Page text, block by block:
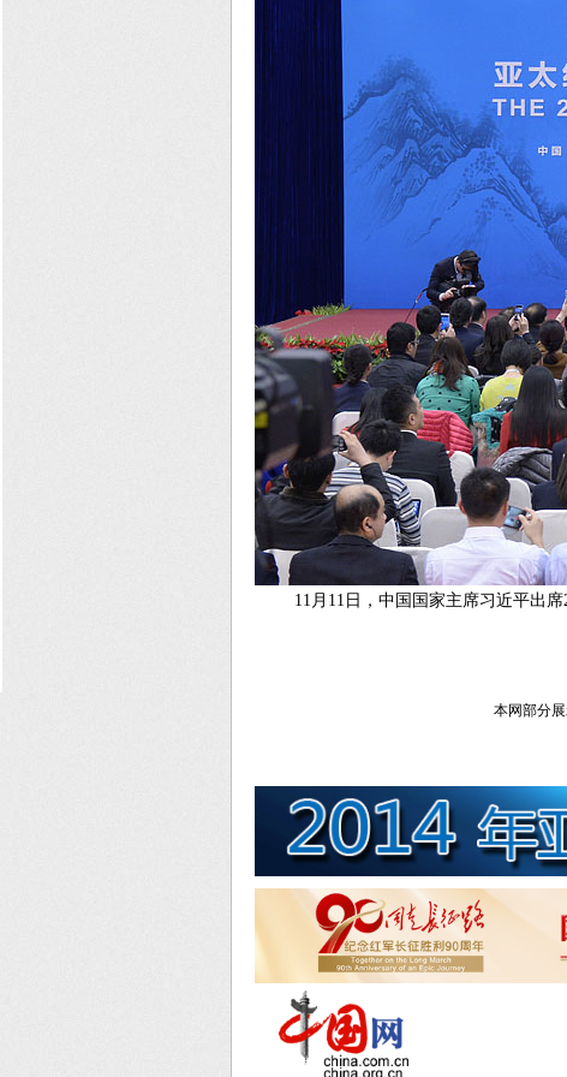
11月11日，中国国家主席习近平出
本网部分